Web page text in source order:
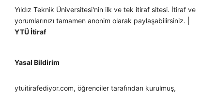
Yıldız Teknik Üniversitesi'nin ilk ve tek itiraf sitesi. İtiraf ve
yorumlarınızı tamamen anonim olarak paylaşabilirsiniz. |
YTÜ İtiraf
Yasal Bildirim
ytuitirafediyor.com, öğrenciler tarafından kurulmuş,